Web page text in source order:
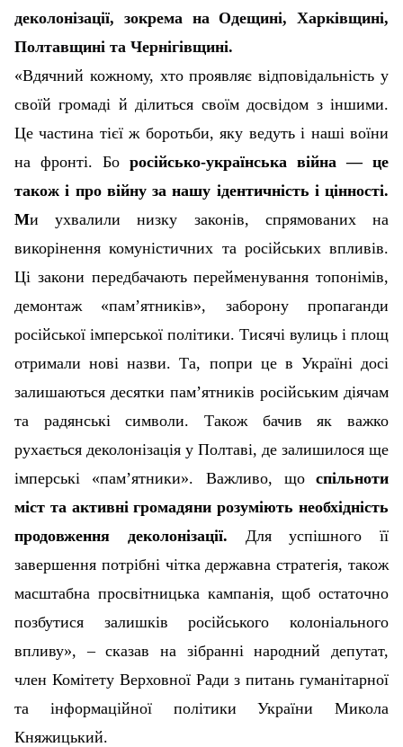
деколонізації, зокрема на Одещині, Харківщині,
Полтавщині та Чернігівщині.
«Вдячний кожному, хто проявляє відповідальність у
своїй громаді й ділиться своїм досвідом з іншими.
Це частина тієї ж боротьби, яку ведуть і наші воїни
на фронті. Бо російсько-українська війна — це
також і про війну за нашу ідентичність і цінності.
Ми ухвалили низку законів, спрямованих на
викорінення комуністичних та російських впливів.
Ці закони передбачають перейменування топонімів,
демонтаж «пам’ятників», заборону пропаганди
російської імперської політики. Тисячі вулиць і площ
отримали нові назви.Та, попри це в Україні досі
залишаються десятки пам’ятників російським діячам
та радянські символи. Також бачив як важко
рухається деколонізація у Полтаві, де залишилося ще
імперські «памʼятники». Важливо, що
спільноти
міст та активні громадяни розуміють необхідність
продовження деколонізації. Для успішного її
завершення потрібні чітка державна стратегія, також
масштабна просвітницька кампанія, щоб остаточно
позбутися залишків російського колоніального
впливу», – сказав на зібранні народний депутат,
член Комітету Верховної Ради з питань гуманітарної
та інформаційної політики України Микола
Княжицький.